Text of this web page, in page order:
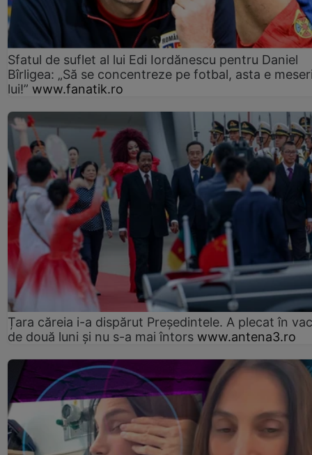
Sfatul de suflet al lui Edi Iordănescu pentru Daniel
Bîrligea: „Să se concentreze pe fotbal, asta e
lui!” www.fanatik.ro
Țara căreia i-a dispărut Președintele. A plecat în
de două luni și nu s-a mai întors www.antena3.ro